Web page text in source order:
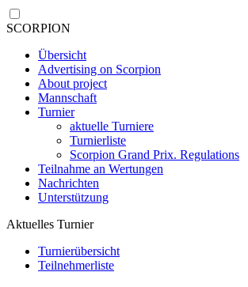
SCORPION
Übersicht
Advertising on Scorpion
About project
Mannschaft
Turnier
aktuelle Turniere
Turnierliste
Scorpion Grand Prix. Regulations
Teilnahme an Wertungen
Nachrichten
Unterstützung
Aktuelles Turnier
Turnierübersicht
Teilnehmerliste